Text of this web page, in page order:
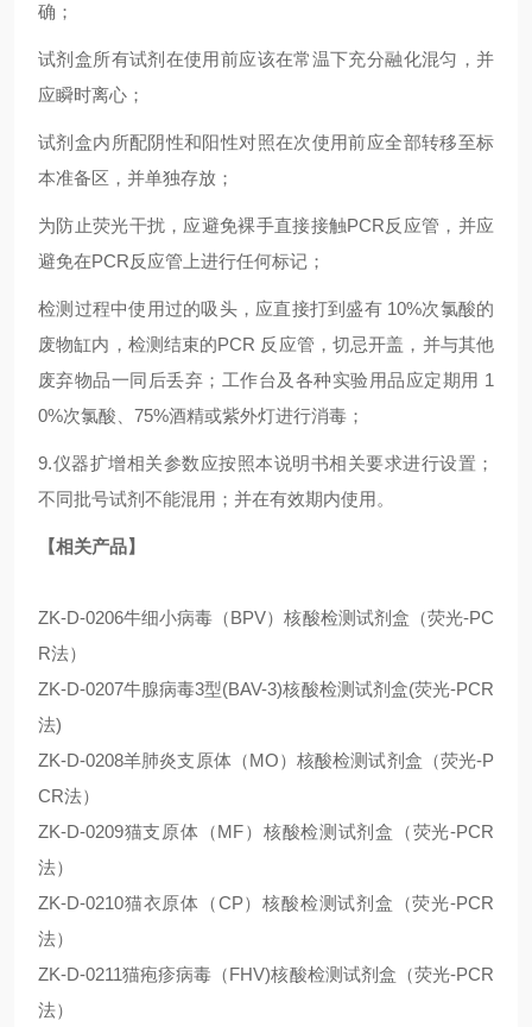
确；
试剂盒所有试剂在使用前应该在常温下充分融化混匀，并
应瞬时离心；
试剂盒内所配阴性和阳性对照在次使用前应全部转移至标
本准备区，并单独存放；
为防止荧光干扰，应避免裸手直接接触PCR反应管，并应
避免在PCR反应管上进行任何标记；
检测过程中使用过的吸头，应直接打到盛有 10%次氯酸的
废物缸内，检测结束的PCR 反应管，切忌开盖，并与其他
废弃物品一同后丢弃；工作台及各种实验用品应定期用 1
0%次氯酸、75%酒精或紫外灯进行消毒；
9.仪器扩增相关参数应按照本说明书相关要求进行设置；
不同批号试剂不能混用；并在有效期内使用。
【相关产品】
ZK-D-0206牛细小病毒（BPV）核酸检测试剂盒（荧光-PC
R法）
ZK-D-0207牛腺病毒3型(BAV-3)核酸检测试剂盒(荧光-PCR
法)
ZK-D-0208羊肺炎支原体（MO）核酸检测试剂盒（荧光-P
CR法）
ZK-D-0209猫支原体（MF）核酸检测试剂盒（荧光-PCR
法）
ZK-D-0210猫衣原体（CP）核酸检测试剂盒（荧光-PCR
法）
ZK-D-0211猫疱疹病毒（FHV)核酸检测试剂盒（荧光-PCR
法）